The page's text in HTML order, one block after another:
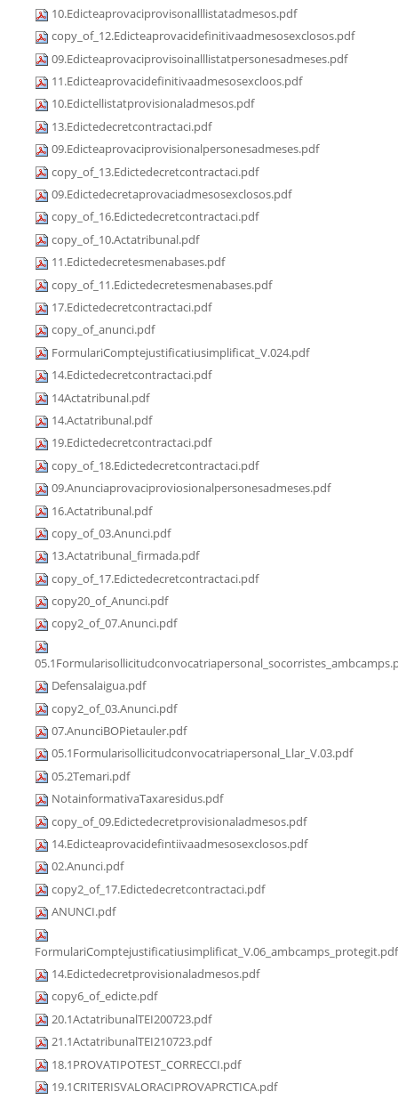
10.Edicteaprovaciprovisonalllistatadmesos.pdf
copy_of_12.Edicteaprovacidefinitivaadmesosexclosos.pdf
09.Edicteaprovaciprovisoinalllistatpersonesadmeses.pdf
11.Edicteaprovacidefinitivaadmesosexcloos.pdf
10.Edictellistatprovisionaladmesos.pdf
13.Edictedecretcontractaci.pdf
09.Edicteaprovaciprovisionalpersonesadmeses.pdf
copy_of_13.Edictedecretcontractaci.pdf
09.Edictedecretaprovaciadmesosexclosos.pdf
copy_of_16.Edictedecretcontractaci.pdf
copy_of_10.Actatribunal.pdf
11.Edictedecretesmenabases.pdf
copy_of_11.Edictedecretesmenabases.pdf
17.Edictedecretcontractaci.pdf
copy_of_anunci.pdf
FormulariComptejustificatiusimplificat_V.024.pdf
14.Edictedecretcontractaci.pdf
14Actatribunal.pdf
14.Actatribunal.pdf
19.Edictedecretcontractaci.pdf
copy_of_18.Edictedecretcontractaci.pdf
09.Anunciaprovaciproviosionalpersonesadmeses.pdf
16.Actatribunal.pdf
copy_of_03.Anunci.pdf
13.Actatribunal_firmada.pdf
copy_of_17.Edictedecretcontractaci.pdf
copy20_of_Anunci.pdf
copy2_of_07.Anunci.pdf
Defensalaigua.pdf
copy2_of_03.Anunci.pdf
07.AnunciBOPietauler.pdf
05.1Formularisollicitudconvocatriapersonal_Llar_V.03.pdf
05.2Temari.pdf
NotainformativaTaxaresidus.pdf
copy_of_09.Edictedecretprovisionaladmesos.pdf
14.Edicteaprovacidefintiivaadmesosexclosos.pdf
02.Anunci.pdf
copy2_of_17.Edictedecretcontractaci.pdf
ANUNCI.pdf
FormulariComptejustificatiusimplificat_V.06_ambcamps_protegit.pdf
14.Edictedecretprovisionaladmesos.pdf
copy6_of_edicte.pdf
20.1ActatribunalTEI200723.pdf
21.1ActatribunalTEI210723.pdf
18.1PROVATIPOTEST_CORRECCI.pdf
19.1CRITERISVALORACIPROVAPRCTICA.pdf